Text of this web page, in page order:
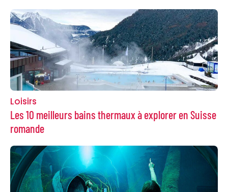
Loisirs
Les 10 meilleurs bains thermaux à explorer en Suisse
romande